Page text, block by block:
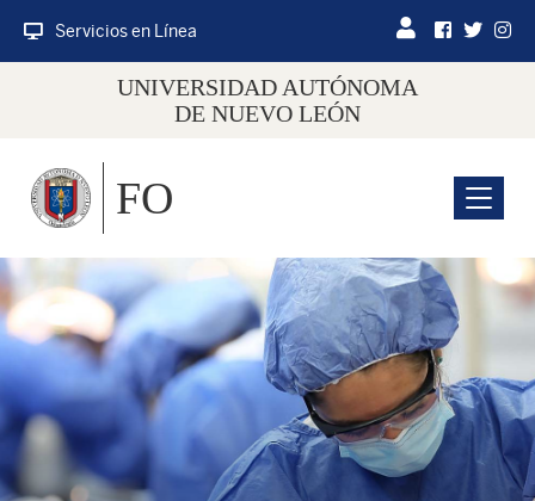
Servicios en Línea
UNIVERSIDAD AUTÓNOMA
DE NUEVO LEÓN
Menu
FO